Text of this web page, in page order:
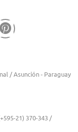
/ Asunción - Paraguay
21) 370-343 /